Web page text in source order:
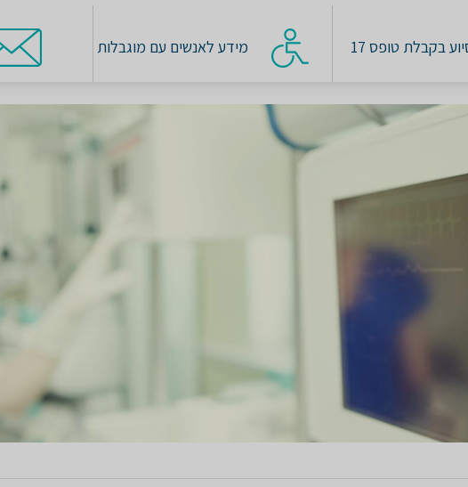
בקבלת טופס 17 מידע לאנשים עם מוגבלות